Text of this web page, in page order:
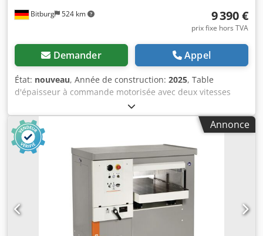
Bitburg 524 km 9 390 €
prix fixe hors TVA
Demander Appel
État: nouveau, Année de construction: 2025, Table
d'épaisseur à commande motorisée avec deux vitesses
Codpfx Aod Hx E Ioh Tsha Affichage numérique de la
hauteur de travail Table d'épaisseur en fonte grise La table
d'épaisseur est montée sur quatre grandes vis
trapézoïdales pour une stabilité et une précision
maximales. Quatre vitesses d'avance En option, avec deux
rouleaux dans la table d'épaisseur De série, avec rideau de
protection contre le bruit et les copeaux à l'entrée et à la
sortie de la pièce Pression d'appui des cylindres réglable
Cylindre d'entrée avant avec denture hélicoïdale Cylindre
de sortie avec revêtement en caoutchouc Moteur industriel
puissant Détails des équipements Modèles TERSA avec
Annonce